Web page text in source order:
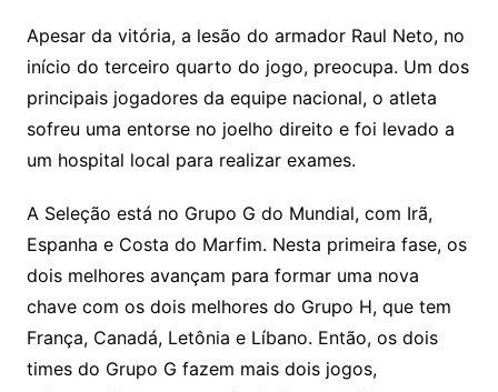
Apesar da vitória, a lesão do armador Raul Neto, no
início do terceiro quarto do jogo, preocupa. Um dos
principais jogadores da equipe nacional, o atleta
sofreu uma entorse no joelho direito e foi levado a
um hospital local para realizar exames.
A Seleção está no Grupo G do Mundial, com Irã,
Espanha e Costa do Marfim. Nesta primeira fase, os
dois melhores avançam para formar uma nova
chave com os dois melhores do Grupo H, que tem
França, Canadá, Letônia e Líbano. Então, os dois
times do Grupo G fazem mais dois jogos,